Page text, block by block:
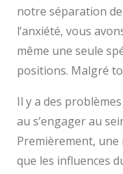
notre séparation
l’anxiété, vous
même une seule
positions. Malgré
Il y a des
au s’engager au
Premièrement,
que les influences